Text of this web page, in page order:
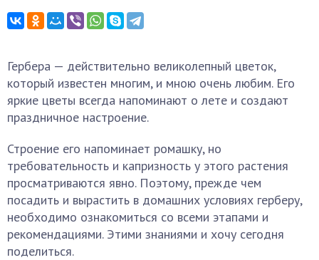
Гербера — действительно великолепный цветок,
который известен многим, и мною очень любим. Его
яркие цветы всегда напоминают о лете и создают
праздничное настроение.
Строение его напоминает ромашку, но
требовательность и капризность у этого растения
просматриваются явно. Поэтому, прежде чем
посадить и вырастить в домашних условиях герберу,
необходимо ознакомиться со всеми этапами и
рекомендациями. Этими знаниями и хочу сегодня
поделиться.